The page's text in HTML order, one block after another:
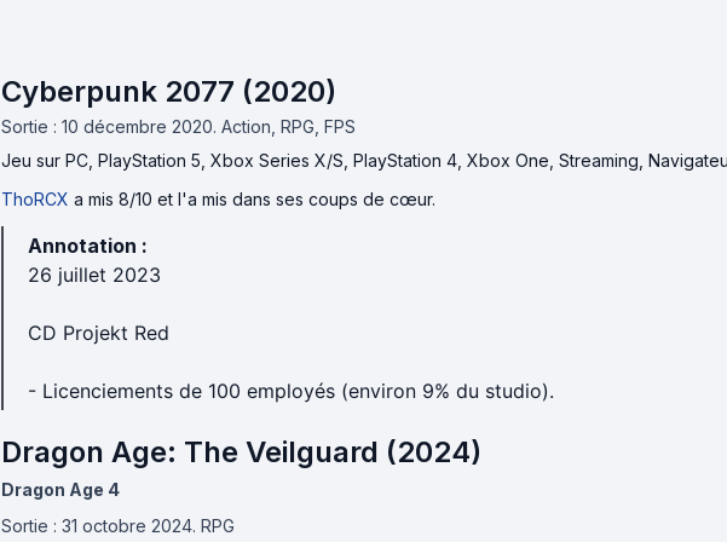
Cyberpunk 2077 (2020)
Sortie : 10 décembre 2020. Action, RPG, FPS
Jeu sur PC, PlayStation 5, Xbox Series X/S, PlayStation 4, Xbox One, Streaming,
ThoRCX a mis 8/10 et l'a mis dans ses coups de cœur.
Annotation :
26 juillet 2023
CD Projekt Red
- Licenciements de 100 employés (environ 9% du studio).
Dragon Age: The Veilguard (2024)
Dragon Age 4
Sortie : 31 octobre 2024. RPG